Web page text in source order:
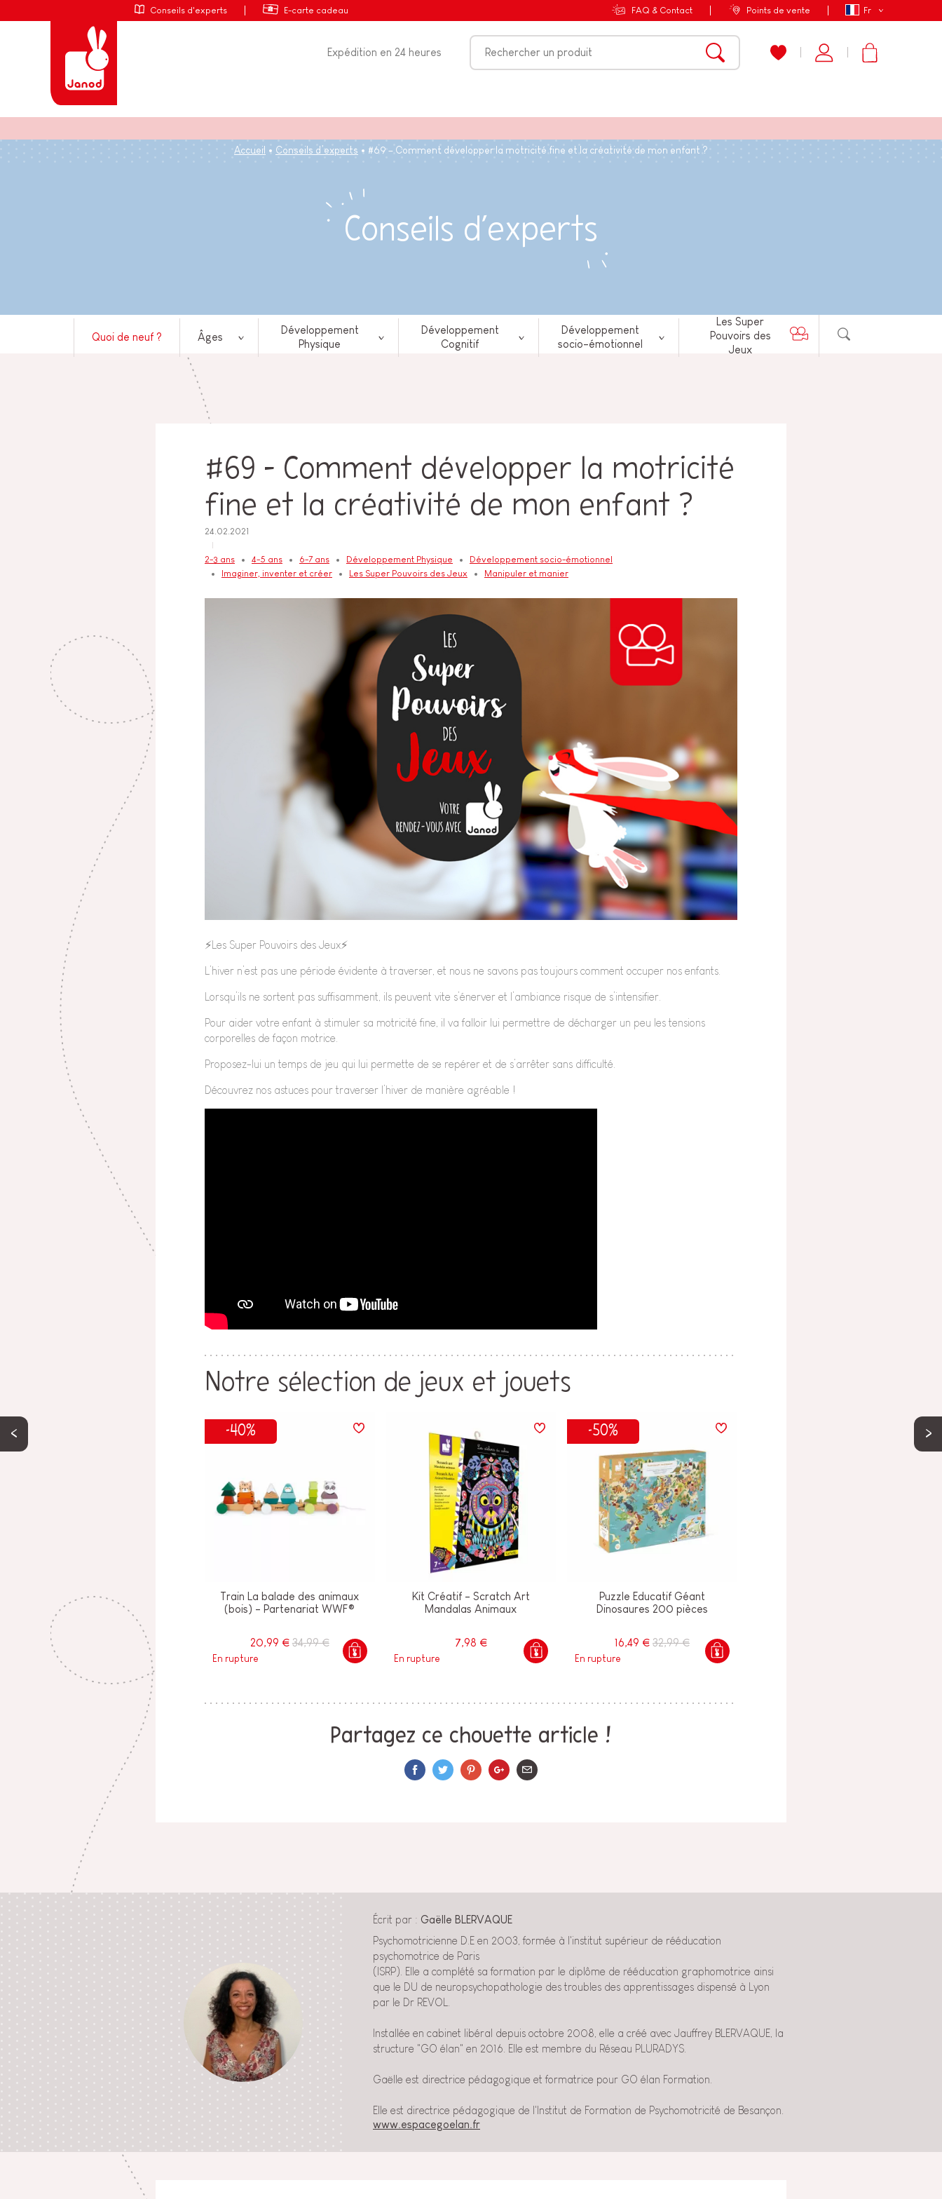
Fr
Conseils d'experts E-carte cadeau FAQ & Contact Points de vente
Expédition en 24 heures
Accueil Conseils d’experts #69 – Comment développer la motricité fine et la créativité de mon enfant ?
Conseils d’experts
Quoi de neuf ? Âges
Développement
Physique
Développement
Cognitif
Développement
socio-émotionnel
Les Super
Pouvoirs des
Jeux
#69 – Comment développer la motricité
fine et la créativité de mon enfant ?
24.02.2021
2-3 ans 4-5 ans 6-7 ans Développement Physique
Développement socio-émotionnel
Imaginer, inventer et créer
Les Super Pouvoirs des Jeux Manipuler et manier
⚡️Les Super Pouvoirs des Jeux⚡️
L’hiver n’est pas une période évidente à traverser, et nous ne savons pas toujours comment occuper nos enfants.
Lorsqu’ils ne sortent pas suffisamment, ils peuvent vite s’énerver et l’ambiance risque de s’intensifier.
Pour aider votre enfant à stimuler sa motricité fine, il va falloir lui permettre de décharger un peu les tensions
corporelles de façon motrice.
Proposez-lui un temps de jeu qui lui permette de se repérer et de s’arrêter sans difficulté.
Découvrez nos astuces pour traverser l’hiver de manière agréable !
Notre sélection de jeux et jouets
-40%
Train La balade des animaux
(bois) - Partenariat WWF®
20,99 € 34,99 €
En rupture
Kit Créatif - Scratch Art
Mandalas Animaux
7,98 €
En rupture
-50%
Puzzle Educatif Géant
Dinosaures 200 pièces
16,49 € 32,99 €
En rupture
Partagez ce chouette article !
Écrit par : Gaëlle BLERVAQUE
Psychomotricienne D.E en 2003, formée à l'institut supérieur de rééducation
psychomotrice de Paris
(ISRP). Elle a complété sa formation par le diplôme de rééducation graphomotrice ainsi
que le DU de neuropsychopathologie des troubles des apprentissages dispensé à Lyon
par le Dr REVOL.
Installée en cabinet libéral depuis octobre 2008, elle a créé avec Jauffrey BLERVAQUE, la
structure "GO élan" en 2016. Elle est membre du Réseau PLURADYS.
Gaëlle est directrice pédagogique et formatrice pour GO élan Formation.
Elle est directrice pédagogique de l'Institut de Formation de Psychomotricité de Besançon.
www.espacegoelan.fr